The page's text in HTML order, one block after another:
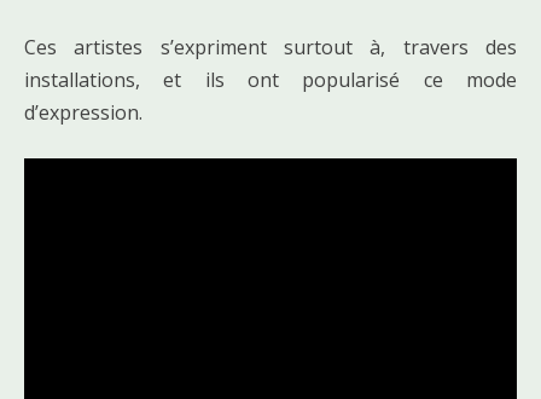
Ces artistes s’expriment surtout à, travers des
installations, et ils ont popularisé ce mode
d’expression.